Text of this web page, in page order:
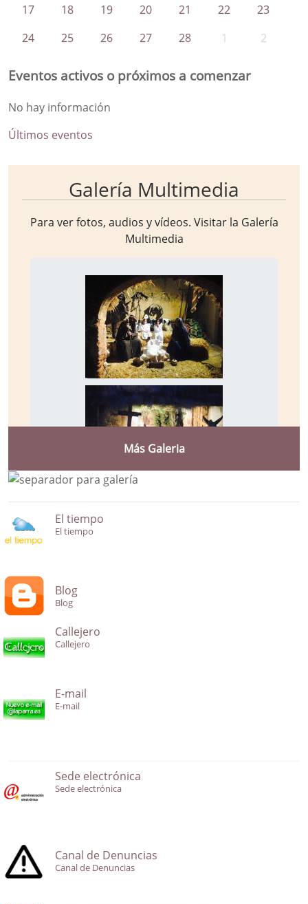
17 18 19 20 21 22
23
24
25 26 27 28 1 2
Eventos activos o próximos a comenzar
No hay información
Últimos eventos
Galería Multimedia
Para ver fotos, audios y vídeos. Visitar la Galería
Multimedia
Más Galeria
El tiempo
El tiempo
Blog
Blog
Callejero
Callejero
E-mail
E-mail
Sede electrónica
Sede electrónica
Canal de Denuncias
Canal de Denuncias